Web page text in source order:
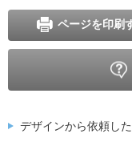
ページを印刷
デザインから依頼し